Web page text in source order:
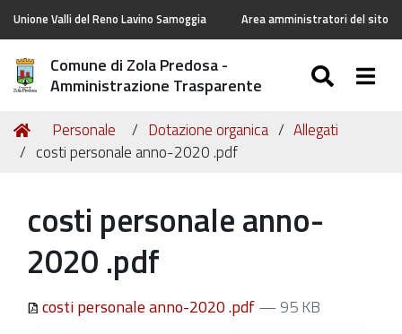
Unione Valli del Reno Lavino Samoggia Area amministratori del sito
Comune di Zola Predosa -
Amministrazione Trasparente
Tu
sei
Home
Personale Dotazione organica
Allegati
costi personale anno-2020 .pdf
costi personale anno-
2020 .pdf
costi personale anno-2020 .pdf— 95 KB